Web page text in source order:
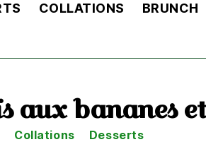
COLLATIONS BRUNCH
bananes
Catégories
Collations Desserts